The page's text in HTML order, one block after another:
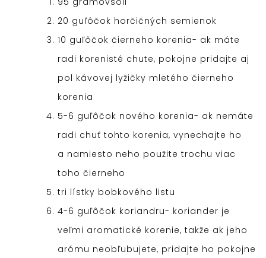
20 guľôčok horčičných semienok
10 guľôčok čierneho korenia- ak máte
radi korenisté chute, pokojne pridajte aj
pol kávovej lyžičky mletého čierneho
korenia
5-6 guľôčok nového korenia- ak nemáte
radi chuť tohto korenia, vynechajte ho
a namiesto neho použite trochu viac
toho čierneho
tri lístky bobkového listu
4-6 guľôčok koriandru- koriander je
veľmi aromatické korenie, takže ak jeho
arómu neobľubujete, pridajte ho pokojne